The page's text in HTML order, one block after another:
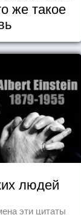
же такое
людей
эти цитаты